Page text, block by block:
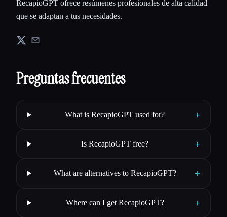
RecapioGPT ofrece resúmenes profesionales de alta calidad
que se adaptan a tus necesidades.
Preguntas frecuentes
What is RecapioGPT used for? +
Is RecapioGPT free? +
What are alternatives to RecapioGPT? +
Where can I get RecapioGPT? +